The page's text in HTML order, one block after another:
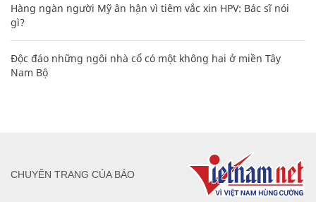
Hàng ngàn người Mỹ ân hận vì tiêm vắc xin HPV: Bác sĩ nói
gì?
Độc đáo những ngôi nhà cổ có một không hai ở miền Tây
Nam Bộ
CHUYÊN TRANG CỦA BÁO